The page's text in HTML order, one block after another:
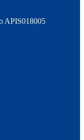
APIS018005